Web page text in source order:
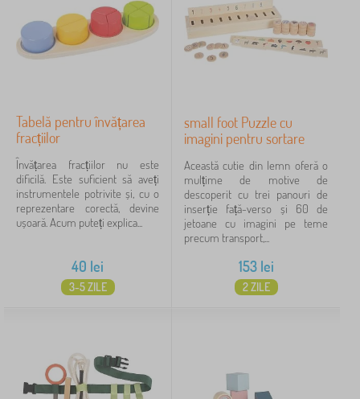
Tabelă pentru învățarea
fracțiilor
Învățarea fracțiilor nu este
dificilă. Este suficient să aveți
instrumentele potrivite și, cu o
reprezentare corectă, devine
ușoară. Acum puteți explica...
40 lei
3-5 ZILE
small foot Puzzle cu
imagini pentru sortare
Această cutie din lemn oferă o
mulțime de motive de
descoperit cu trei panouri de
inserție față-verso și 60 de
jetoane cu imagini pe teme
precum transport,...
153lei
2 ZILE